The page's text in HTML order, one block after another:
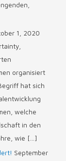
1, 2020
organisiert
hat sich
welche
in den
wie […]
September